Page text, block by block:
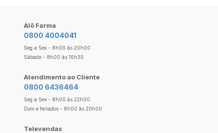
Alô Farma
0800 4004041
Seg a Sex - 8h00 às 20h00
Sábado - 8h00 às 16h30
Atendimento ao Cliente
0800 6436464
Seg a Sex - 8h00 às 22h00
Dom e feriados - 8h00 às 20h00
Televendas